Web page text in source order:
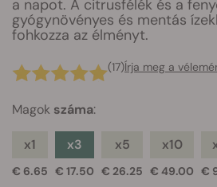
a napot. A citrusfélék és a
gyógynövényes és mentás
fohkozza az élményt.
(17)Írja meg a
Magok száma:
x1
€ 6.65
x3
€ 17.50
x5
€ 26.25
x10
€ 49.00 €